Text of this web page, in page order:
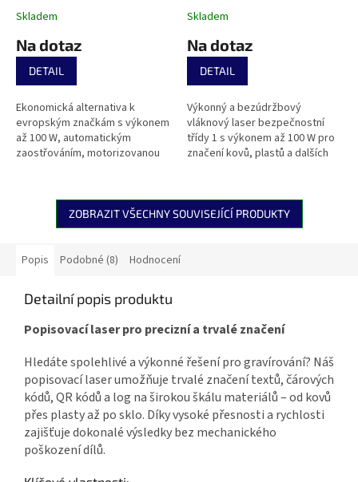
Skladem
Na dotaz
DETAIL
Ekonomická alternativa k
evropským značkám s výkonem
až 100 W, automatickým
zaostřováním, motorizovanou
ideální pro...
Skladem
Na dotaz
DETAIL
Výkonný a bezúdržbový
vláknový laser bezpečnostní
třídy 1 s výkonem až 100 W pro
značení kovů, plastů a dalších
automatické...
ZOBRAZIT VŠECHNY SOUVISEJÍCÍ PRODUKTY
Popis Podobné (8) Hodnocení
Detailní popis produktu
Popisovací laser pro precizní a trvalé značení
Hledáte spolehlivé a výkonné řešení pro gravírování? Náš
popisovací laser umožňuje trvalé značení textů, čárových
kódů, QR kódů a log na širokou škálu materiálů – od kovů
přes plasty až po sklo. Díky vysoké přesnosti a rychlosti
zajišťuje dokonalé výsledky bez mechanického
poškození dílů.